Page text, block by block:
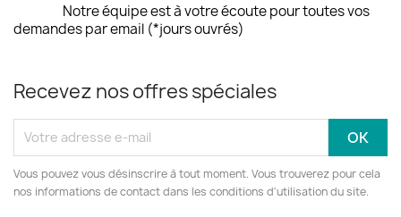
Notre équipe est à votre écoute pour toutes vos
demandes par email (*jours ouvrés)
Recevez nos offres spéciales
Vous pouvez vous désinscrire à tout moment. Vous trouverez pour cela
nos informations de contact dans les conditions d'utilisation du site.